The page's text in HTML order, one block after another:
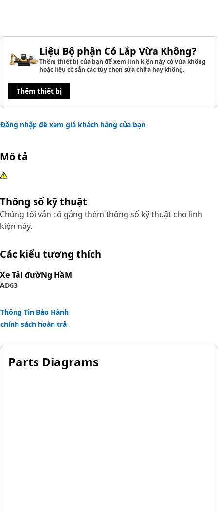
Liệu Bộ phận Có Lắp Vừa Không?
Thêm thiết bị của bạn để xem linh kiện này có vừa không
hoặc liệu có sẵn các tùy chọn sửa chữa hay không.
Thêm thiết bị
Đăng nhập để xem giá khách hàng của bạn
Mô tả
Thông số kỹ thuật
Chúng tôi vẫn cố gắng thêm thông số kỹ thuật cho linh
kiện này.
Các kiểu tương thích
Xe Tải đườNg HầM
AD63
Thông Tin Bảo Hành
chính sách hoàn trả
Parts Diagrams